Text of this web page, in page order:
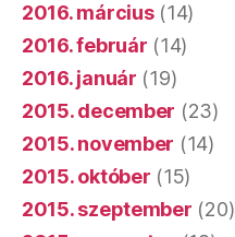
2016. március(14)
2016. február (14)
2016. január (19)
2015. december (23)
2015. november (14)
2015. október (15)
2015. szeptember (20)